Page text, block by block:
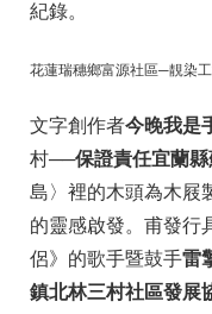
紀錄。
花蓮瑞穗鄉富源社區─靚染
文字創作者今晚我是
村──保證責任宜蘭
島〉裡的木頭為木屐
的靈感啟發。甫發行
侶》的歌手暨鼓手雷
鎮北林三村社區發展